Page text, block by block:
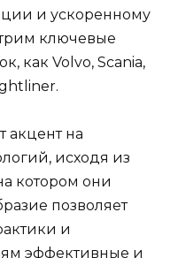
и ускоренному
ключевые
как Volvo, Scania,
акцент на
исходя из
котором они
позволяет
и
эффективные и